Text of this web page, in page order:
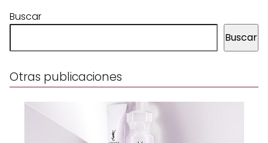
Buscar
Buscar
Otras publicaciones